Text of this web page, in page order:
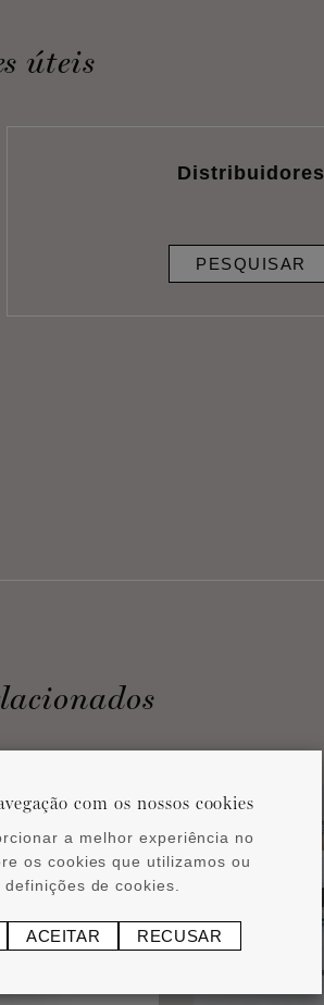
úteis
Distribuidores
PESQUISAR
com os nossos cookies
a melhor experiência no
os cookies que utilizamos ou
de cookies.
ACEITAR RECUSAR